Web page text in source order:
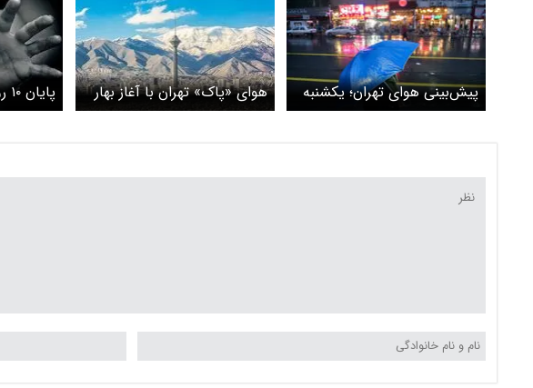
پیش‌بینی هوای تهران؛ یکشنبه
۳ فروردین ۱۴۰۴
هوای «پاک» تهران با آغاز بهار پایان ۱۰ روز گروگانگیری